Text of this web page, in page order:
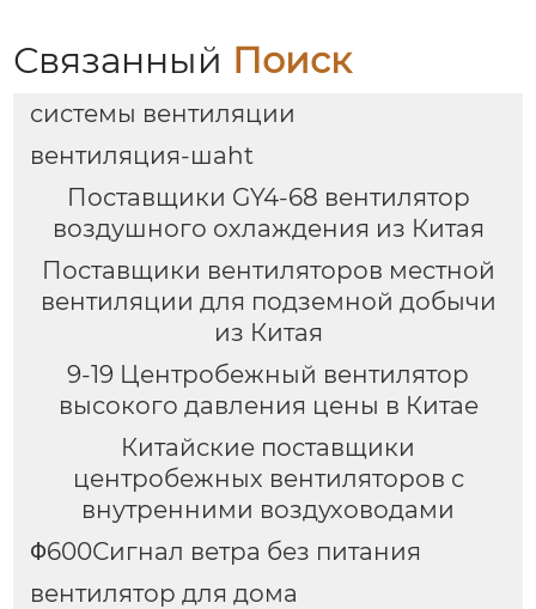
Связанный Поиск
системы вентиляции
вентиляция-шаht
Поставщики GY4-68 вентилятор
воздушного охлаждения из Китая
Поставщики вентиляторов местной
вентиляции для подземной добычи
из Китая
9-19 Центробежный вентилятор
высокого давления цены в Китае
Китайские поставщики
центробежных вентиляторов с
внутренними воздуховодами
Φ600Сигнал ветра без питания
вентилятор для дома